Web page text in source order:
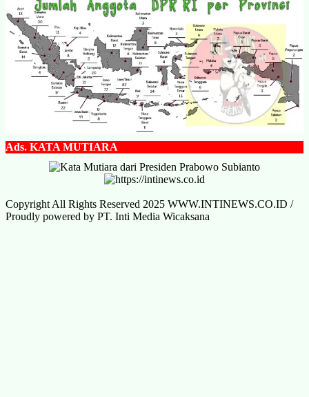
Ads. KATA MUTIARA
Copyright All Rights Reserved 2025 WWW.INTINEWS.CO.ID /
Proudly powered by PT. Inti Media Wicaksana